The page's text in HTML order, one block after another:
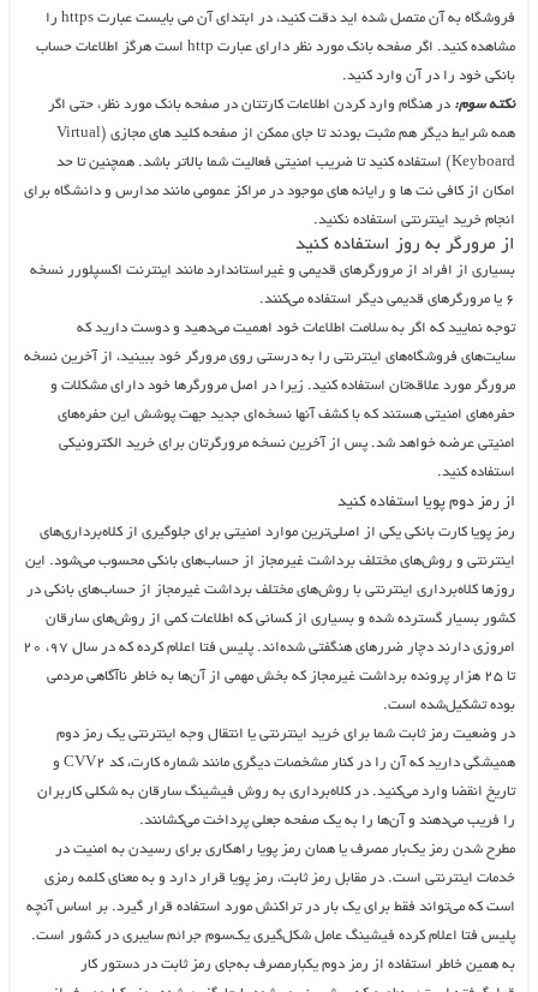
فروشگاه به آن متصل شده اید دقت کنید، در ابتدای آن می بایست عبارت https را
مشاهده کنید. اگر صفحه بانک مورد نظر دارای عبارت http است هرگز اطلاعات حساب
بانکی خود را در آن وارد کنید.
نکته سوم: در هنگام وارد کردن اطلاعات کارتتان در صفحه بانک مورد نظر، حتی اگر
همه شرایط دیگر هم مثبت بودند تا جای ممکن از صفحه کلید های مجازی (Virtual
Keyboard) استفاده کنید تا ضریب امنیتی فعالیت شما بالاتر باشد. همچنین تا حد
امکان از کافی نت ها و رایانه های موجود در مراکز عمومی مانند مدارس و دانشگاه برای
انجام خرید اینترنتی استفاده نکنید.
از مرورگر به روز استفاده کنید
بسیاری از افراد از مرورگرهای قدیمی و غیراستاندارد مانند اینترنت اکسپلورر نسخه
۶ یا مرورگرهای قدیمی دیگر استفاده می‌کنند.
توجه نمایید که اگر به سلامت اطلاعات خود اهمیت می‌دهید و دوست دارید که
سایت‌های فروشگاه‌های اینترنتی را به درستی روی مرورگر خود ببینید، از آخرین نسخه
مرورگر مورد علاقه‌تان استفاده کنید. زیرا در اصل مرورگرها خود دارای مشکلات و
حفره‌های امنیتی هستند که با کشف آنها نسخه‌ای جدید جهت پوشش این حفره‌های
امنیتی عرضه خواهد شد. پس از آخرین نسخه مرورگرتان برای خرید الکترونیکی
استفاده کنید.
از رمز دوم پویا استفاده کنید
رمز پویا کارت بانکی یکی از اصلی‌ترین موارد امنیتی برای جلوگیری از کلاه‌برداری‌های
اینترنتی و روش‌های مختلف برداشت غیرمجاز از حساب‌های بانکی محسوب می‌شود. این
روز‌ها کلاه‌برداری اینترنتی با روش‌های مختلف برداشت غیرمجاز از حساب‌های بانکی در
کشور بسیار گسترده شده و بسیاری از کسانی که اطلاعات کمی از روش‌های سارقان
امروزی دارند دچار ضرر‌های هنگفتی شده‌اند. پلیس فتا اعلام کرده که در سال ۹۷، ۲۰
تا ۲۵ هزار پرونده برداشت غیرمجاز که بخش مهمی از آن‌ها به خاطر ناآگاهی مردمی
بوده تشکیل‌شده است.
در وضعیت رمز ثابت شما برای خرید اینترنتی یا انتقال وجه اینترنتی یک رمز دوم
همیشگی دارید که آن را در کنار مشخصات دیگری مانند شماره کارت، کد CVV۲ و
تاریخ انقضا وارد می‌کنید. در کلاه‌برداری به روش فیشینگ سارقان به شکلی کاربران
را فریب می‌دهند و آن‌ها را به یک صفحه جعلی پرداخت می‌کشانند.
مطرح شدن رمز یک‌بار مصرف یا همان رمز پویا راهکاری برای رسیدن به امنیت در
خدمات اینترنتی است. در مقابل رمز ثابت، رمز پویا قرار دارد و به معنای کلمه رمزی
است که می‌تواند فقط برای یک بار در تراکنش مورد استفاده قرار گیرد. بر اساس آنچه
پلیس فتا اعلام کرده فیشینگ عامل شکل‌گیری یک‌سوم جرائم سایبری در کشور است.
به همین خاطر استفاده از رمز دوم یکبارمصرف به‌جای رمز ثابت در دستور کار